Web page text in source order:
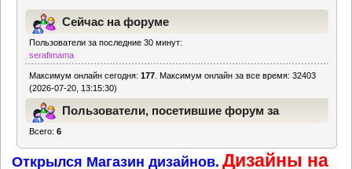
Сейчас на форуме
Пользователи за последние 30 минут:
serafimama
Максимум онлайн сегодня:177 . Максимум онлайн за все время: 32403
(2026-07-20, 13:15:30)
Пользователи, посетившие форум за
Всего:6
Открылся Магазин дизайнов. Дизайны на